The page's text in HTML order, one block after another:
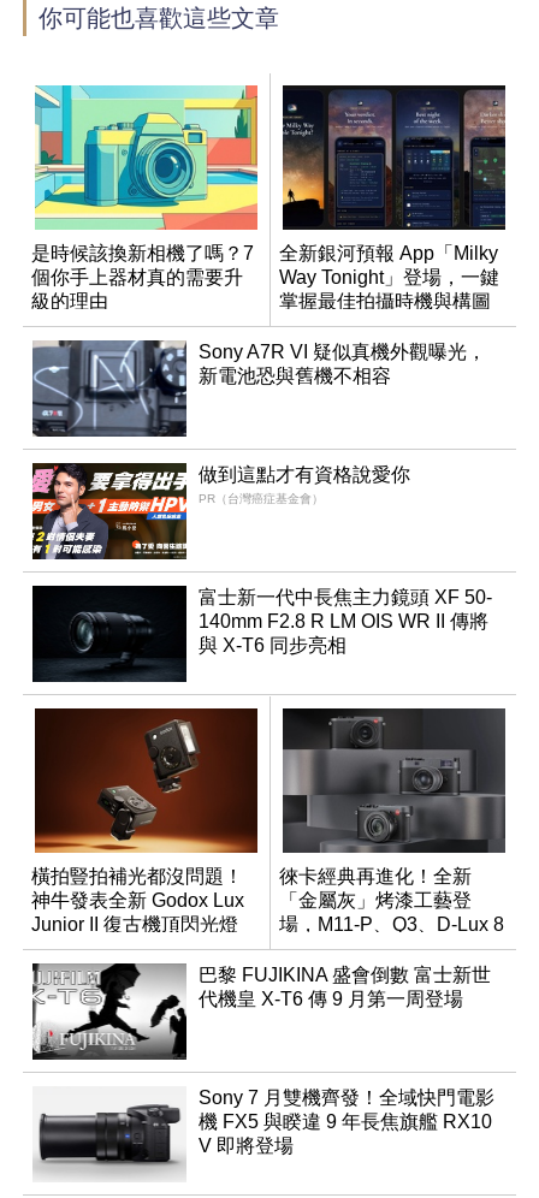
你可能也喜歡這些文章
是時候該換新相機了嗎？7
個你手上器材真的需要升
級的理由
全新銀河預報 App「Milky
Way Tonight」登場，一鍵
掌握最佳拍攝時機與構圖
Sony A7R VI 疑似真機外觀曝光，
新電池恐與舊機不相容
做到這點才有資格說愛你
PR（台灣癌症基金會）
富士新一代中長焦主力鏡頭 XF 50-
140mm F2.8 R LM OIS WR II 傳將
與 X-T6 同步亮相
橫拍豎拍補光都沒問題！
神牛發表全新 Godox Lux
Junior II 復古機頂閃光燈
徠卡經典再進化！全新
「金屬灰」烤漆工藝登
場，M11-P、Q3、D-Lux 8
領銜換裝
巴黎 FUJIKINA 盛會倒數 富士新世
代機皇 X-T6 傳 9 月第一周登場
Sony 7 月雙機齊發！全域快門電影
機 FX5 與睽違 9 年長焦旗艦 RX10
V 即將登場